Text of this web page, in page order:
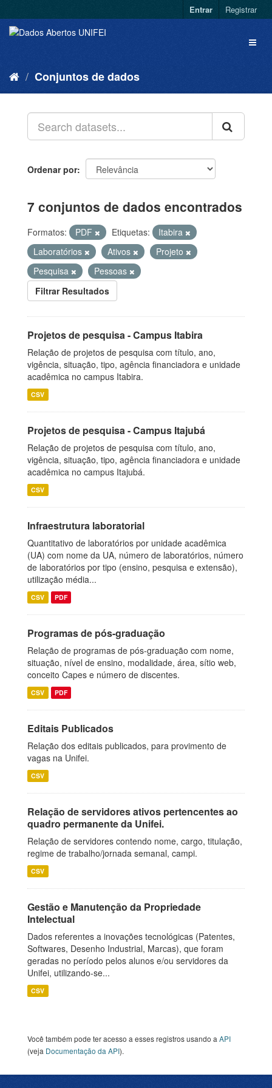
Entrar Registrar
Conjuntos de dados
Ordenar por
7 conjuntos de dados encontrados
Formatos: PDF Etiquetas:
Itabira
Laboratórios
Ativos
Projeto
Pesquisa
Pessoas
Filtrar Resultados
Projetos de pesquisa - Campus Itabira
Relação de projetos de pesquisa com título, ano,
vigência, situação, tipo, agência financiadora e unidade
acadêmica no campus Itabira.
CSV
Projetos de pesquisa - Campus Itajubá
Relação de projetos de pesquisa com título, ano,
vigência, situação, tipo, agência financiadora e unidade
acadêmica no campus Itajubá.
CSV
Infraestrutura laboratorial
Quantitativo de laboratórios por unidade acadêmica
(UA) com nome da UA, número de laboratórios, número
de laboratórios por tipo (ensino, pesquisa e extensão),
utilização média...
CSV PDF
Programas de pós-graduação
Relação de programas de pós-graduação com nome,
situação, nível de ensino, modalidade, área, sítio web,
conceito Capes e número de discentes.
CSV PDF
Editais Publicados
Relação dos editais publicados, para provimento de
vagas na Unifei.
CSV
Relação de servidores ativos pertencentes ao
quadro permanente da Unifei.
Relação de servidores contendo nome, cargo, titulação,
regime de trabalho/jornada semanal, campi.
CSV
Gestão e Manutenção da Propriedade
Intelectual
Dados referentes a inovações tecnológicas (Patentes,
Softwares, Desenho Industrial, Marcas), que foram
geradas no período pelos alunos e/ou servidores da
Unifei, utilizando-se...
CSV
Você também pode ter acesso a esses registros usando a API
(veja Documentação da API).